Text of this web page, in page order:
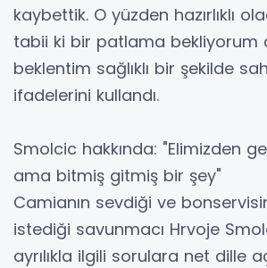
kaybettik. O yüzden hazırlıklı
tabii ki bir patlama bekliyorum
beklentim sağlıklı bir şekilde
ifadelerini kullandı.
Smolcic hakkında: "Elimizden
ama bitmiş gitmiş bir şey"
Camianın sevdiği ve
istediği savunmacı Hrvoje
ayrılıkla ilgili sorulara net dille